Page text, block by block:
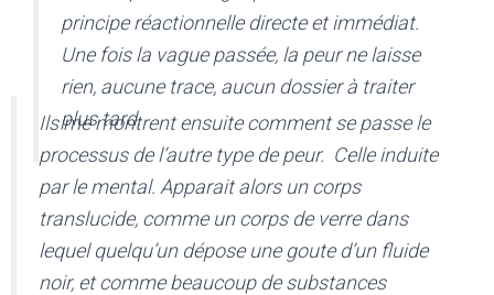
principe réactionnelle directe et immédiat.
Une fois la vague passée, la peur ne laisse
rien, aucune trace, aucun dossier à traiter
plus tard.
Ils me montrent ensuite comment se passe le
processus de l’autre type de peur. Celle induite
par le mental. Apparait alors un corps
translucide, comme un corps de verre dans
lequel quelqu’un dépose une goute d’un fluide
noir, et comme beaucoup de substances